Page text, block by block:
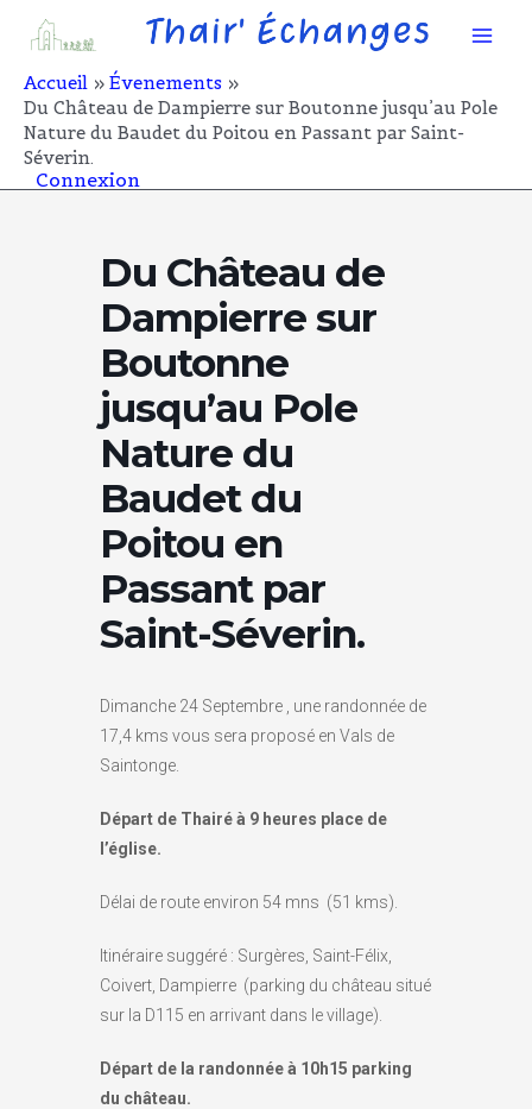
contenu
Accueil
Évenements
Du Château de Dampierre sur Boutonne jusqu’au Pole
Nature du Baudet du Poitou en Passant par Saint-
Séverin.
Connexion
Du Château de
Dampierre sur
Boutonne
jusqu’au Pole
Nature du
Baudet du
Poitou en
Passant par
Saint-Séverin.
Dimanche 24 Septembre , une randonnée de
17,4 kms vous sera proposé en Vals de
Saintonge.
Départ de Thairé à 9 heures place de
l’église.
Délai de route environ 54 mns (51 kms).
Itinéraire suggéré : Surgères, Saint-Félix,
Coivert, Dampierre (parking du château situé
sur la D115 en arrivant dans le village).
Départ de la randonnée à 10h15 parking
du château.